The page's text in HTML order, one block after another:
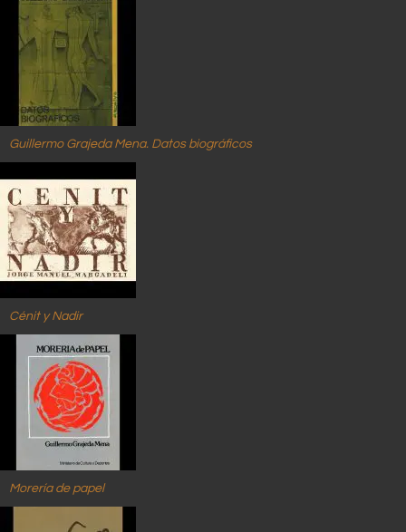
Guillermo Grajeda Mena. Datos biográficos
Cénit y Nadir
Morería de papel